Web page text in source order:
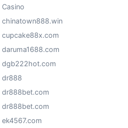
Casino
chinatown888.win
cupcake88x.com
daruma1688.com
dgb222hot.com
dr888
dr888bet.com
dr888bet.com
ek4567.com